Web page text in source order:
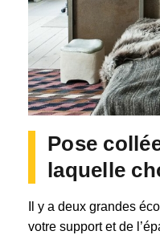
Pose
laquelle
Il y a deux grandes
votre support et de